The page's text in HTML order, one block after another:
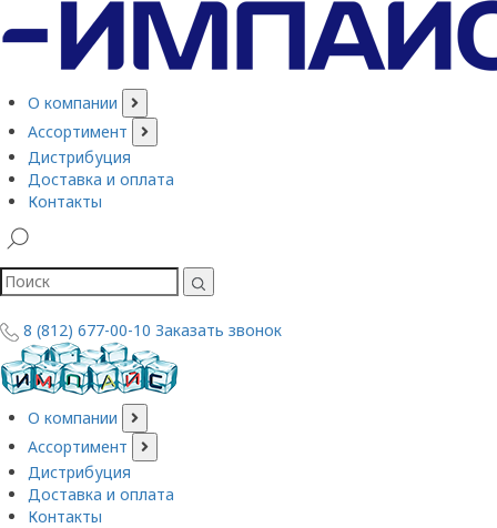
О компании
Ассортимент
Дистрибуция
Доставка и оплата
Контакты
8 (812) 677-00-10 Заказать звонок
О компании
Ассортимент
Дистрибуция
Доставка и оплата
Контакты